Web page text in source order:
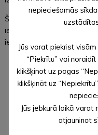
Šobrīd Merķeļa ielā
ierakuma būvniecība un
ielās pārbūve turpināsies
nepieciešamās
Jūs varat piekrist
“Piekrītu” vai
klikšķinot uz pogas
klikšķināt uz
Jūs jebkurā laikā varat
atjauninot